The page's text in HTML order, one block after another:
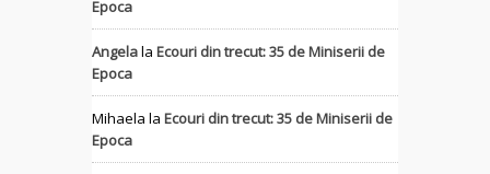
Epoca
Angelala Ecouri din trecut: 35 de Miniserii de
Epoca
Mihaela la Ecouri din trecut: 35 de Miniserii de
Epoca